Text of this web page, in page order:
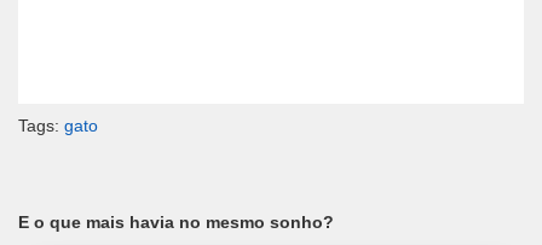
Tags: gato
E o que mais havia no mesmo sonho?